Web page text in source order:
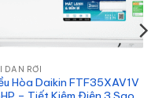
DÀN RỜI
Hòa Daikin FTF35XAV1V